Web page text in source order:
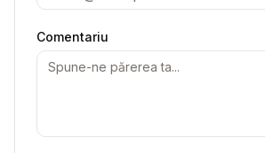
Comentariu